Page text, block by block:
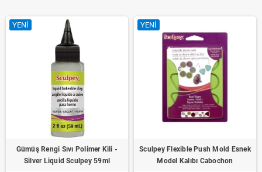
YENI
Gümüş Rengi Sıvı Polimer Kili -
Silver Liquid Sculpey 59ml
YENI
Sculpey Flexible Push Mold Esnek
Model Kalıbı Cabochon